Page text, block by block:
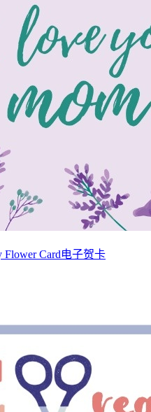
Flower Card电子贺卡